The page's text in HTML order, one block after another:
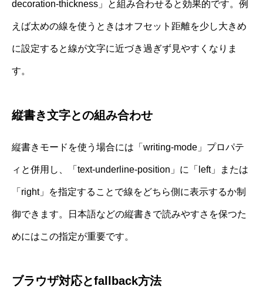
decoration-thickness」と組み合わせると効果的です。例
えば太めの線を使うときはオフセット距離を少し大きめ
に設定すると線が文字に近づき過ぎず見やすくなりま
す。
縦書き文字との組み合わせ
縦書きモードを使う場合には「writing-mode」プロパテ
ィと併用し、「text-underline-position」に「left」または
「right」を指定することで線をどちら側に表示するか制
御できます。日本語などの縦書きで読みやすさを保つた
めにはこの指定が重要です。
ブラウザ対応とfallback方法